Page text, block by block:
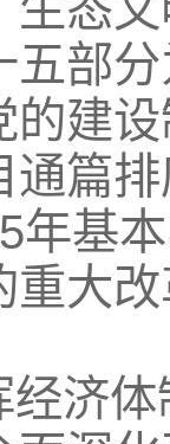
五部
的建
通篇
年基
重大
济